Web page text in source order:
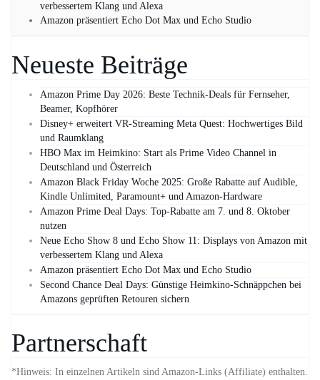
verbessertem Klang und Alexa
Amazon präsentiert Echo Dot Max und Echo Studio
Neueste Beiträge
Amazon Prime Day 2026: Beste Technik-Deals für Fernseher,
Beamer, Kopfhörer
Disney+ erweitert VR‑Streaming Meta Quest: Hochwertiges Bild
und Raumklang
HBO Max im Heimkino: Start als Prime Video Channel in
Deutschland und Österreich
Amazon Black Friday Woche 2025: Große Rabatte auf Audible,
Kindle Unlimited, Paramount+ und Amazon‑Hardware
Amazon Prime Deal Days: Top-Rabatte am 7. und 8. Oktober
nutzen
Neue Echo Show 8 und Echo Show 11: Displays von Amazon mit
verbessertem Klang und Alexa
Amazon präsentiert Echo Dot Max und Echo Studio
Second Chance Deal Days: Günstige Heimkino-Schnäppchen bei
Amazons geprüften Retouren sichern
Partnerschaft
*Hinweis: In einzelnen Artikeln sind Amazon-Links (Affiliate) enthalten.